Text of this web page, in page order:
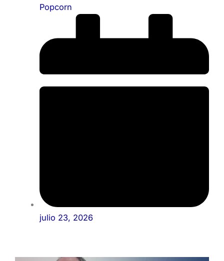
Popcorn
julio 23, 2026